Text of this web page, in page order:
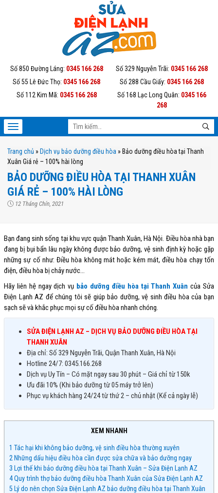
Số 850 Đường Láng: 0345 166 268 Số 329 Nguyễn Trãi: 0345 166 268
Số 55 Lê Đức Thọ: 0345 166 268 Số 288 Cầu Giấy: 0345 166 268
Số 112 Kim Mã: 0345 166 268 Số 168 Lạc Long Quân: 0345 166
268
Trang chủ » Dịch vụ bảo dưỡng điều hòa » Bảo dưỡng điều hòa tại Thanh
Xuân Giá rẻ – 100% hài lòng
BẢO DƯỠNG ĐIỀU HÒA TẠI THANH XUÂN
GIÁ RẺ – 100% HÀI LÒNG
12 Tháng Chín, 2021
Bạn đang sinh sống tại khu vực quận Thanh Xuân, Hà Nội. Điều hòa nhà bạn
đang bị bụi bẩn lâu ngày không được bảo dưỡng, vệ sinh định kỳ hoặc gặp
những sự cố như: Điều hòa không mát hoặc kém mát, điều hòa chạy tốn
điện, điều hòa bị chảy nước…
Hãy liên hệ ngay dịch vụ bảo dưỡng điều hòa tại Thanh Xuân của Sửa
Điện Lạnh AZ để chúng tôi sẽ giúp bảo dưỡng, vệ sinh điều hòa của bạn
sạch sẽ và khắc phục mọi sự cố điều hòa nhanh chóng.
SỬA ĐIỆN LẠNH AZ – DỊCH VỤ BẢO DƯỠNG ĐIỀU HÒA TẠI
THANH XUÂN
Địa chỉ: Số 329 Nguyễn Trãi, Quận Thanh Xuân, Hà Nội
Hotline 24/7: 0345.166.268
Dịch vụ Uy Tín – Có mặt ngay sau 30 phút – Giá chỉ từ 150k
Ưu đãi 10% (Khi bảo dưỡng từ 05 máy trở lên)
Phục vụ khách hàng 24/24 từ thứ 2 – chủ nhật (Kể cả ngày lễ)
XEM NHANH
1 Tác hại khi không bảo dưỡng, vệ sinh điều hòa thường xuyên
2 Những dấu hiệu điều hòa cần được sửa chữa và bảo dưỡng ngay
3 Lợi thế khi bảo dưỡng điều hòa tại Thanh Xuân – Sửa Điện Lạnh AZ
4Quy trình thợ bảo dưỡng điều hòa Thanh Xuân của Sửa Điện Lạnh AZ
5 Lý do nên chọn Sửa Điện Lạnh AZ bảo dưỡng điều hòa tại Thanh Xuân